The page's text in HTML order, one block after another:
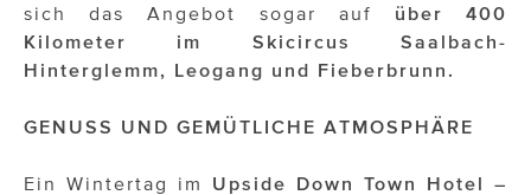
Upside Down Town Hotel – Neue Post
VieSFF – Vienna Spanish Film Festival
sich das Angebot sogar auf über 400
Kilometer im Skicircus Saalbach-
Hinterglemm, Leogang und Fieberbrunn.
GENUSS UND GEMÜTLICHE ATMOSPHÄRE
Ein Wintertag im
Upside Down Town Hotel –